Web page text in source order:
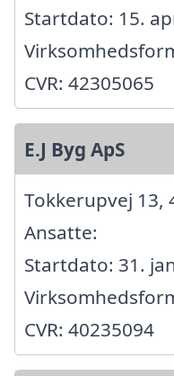
Startdato: 15.
CVR: 42305065
E.J Byg ApS
Tokkerupvej 13,
Ansatte:
Startdato: 31.
CVR: 40235094